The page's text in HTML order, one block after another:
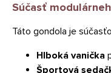
Súčasť
Táto gondola je
Hlboká vanička
Športová